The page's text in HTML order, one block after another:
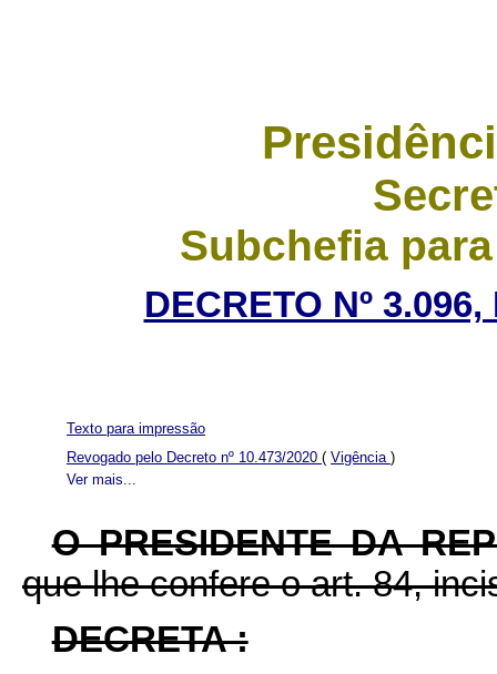
Subchefia
DECRETO Nº
Ver mais...
Texto para impressão
Revogado pelo Decreto nº 10.473/2020 ( Vigência )
O PRESIDENTE DA
que lhe confere o art. 84,
DECRETA :